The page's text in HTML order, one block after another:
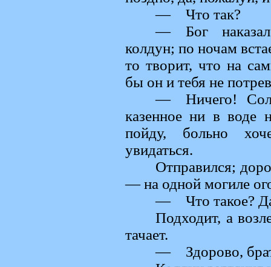
— Что так?
— Бог
колдун; по ночам
то творит, что на
бы он и тебя не
— Ничего!
казенное ни в воде
пойду, больно
увидаться.
Отправился;
— на одной могиле
— Что такое?
Подходит, а
тачает.
— Здорово,